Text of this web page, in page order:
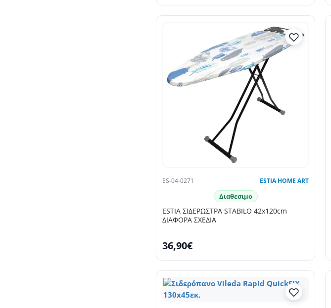
SELLING FAST
ES-04-0271 ESTIA HOME ART
Διαθεσιμο
ESTIA ΣΙΔΕΡΩΣΤΡΑ STABILO 42x120cm
ΔΙΑΦΟΡΑ ΣΧΕΔΙΑ
36,90€